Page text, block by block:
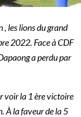
, les lions du grand
2022. Face à CDF
a perdu par
voir la 1 ère victoire
À la faveur de la 5